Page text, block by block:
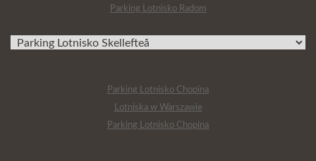
Parking Lotnisko Radom
Parking Lotnisko Chopina
Lotniska w Warszawie
Parking Lotnisko Chopina